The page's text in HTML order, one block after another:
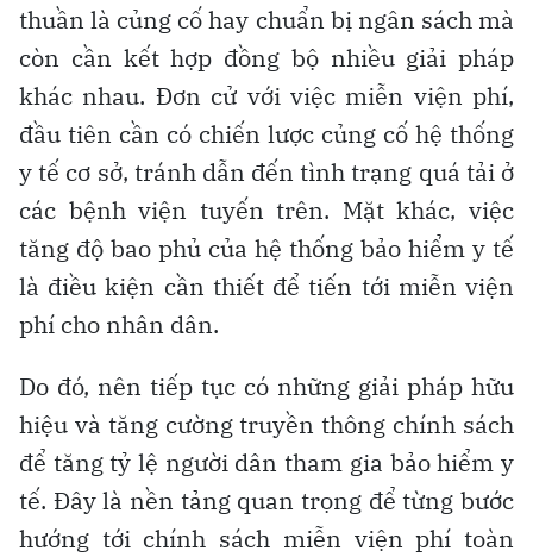
thuần là củng cố hay chuẩn bị ngân sách mà
còn cần kết hợp đồng bộ nhiều giải pháp
khác nhau. Đơn cử với việc miễn viện phí,
đầu tiên cần có chiến lược củng cố hệ thống
y tế cơ sở, tránh dẫn đến tình trạng quá tải ở
các bệnh viện tuyến trên. Mặt khác, việc
tăng độ bao phủ của hệ thống bảo hiểm y tế
là điều kiện cần thiết để tiến tới miễn viện
phí cho nhân dân.
Do đó, nên tiếp tục có những giải pháp hữu
hiệu và tăng cường truyền thông chính sách
để tăng tỷ lệ người dân tham gia bảo hiểm y
tế. Đây là nền tảng quan trọng để từng bước
hướng tới chính sách miễn viện phí toàn